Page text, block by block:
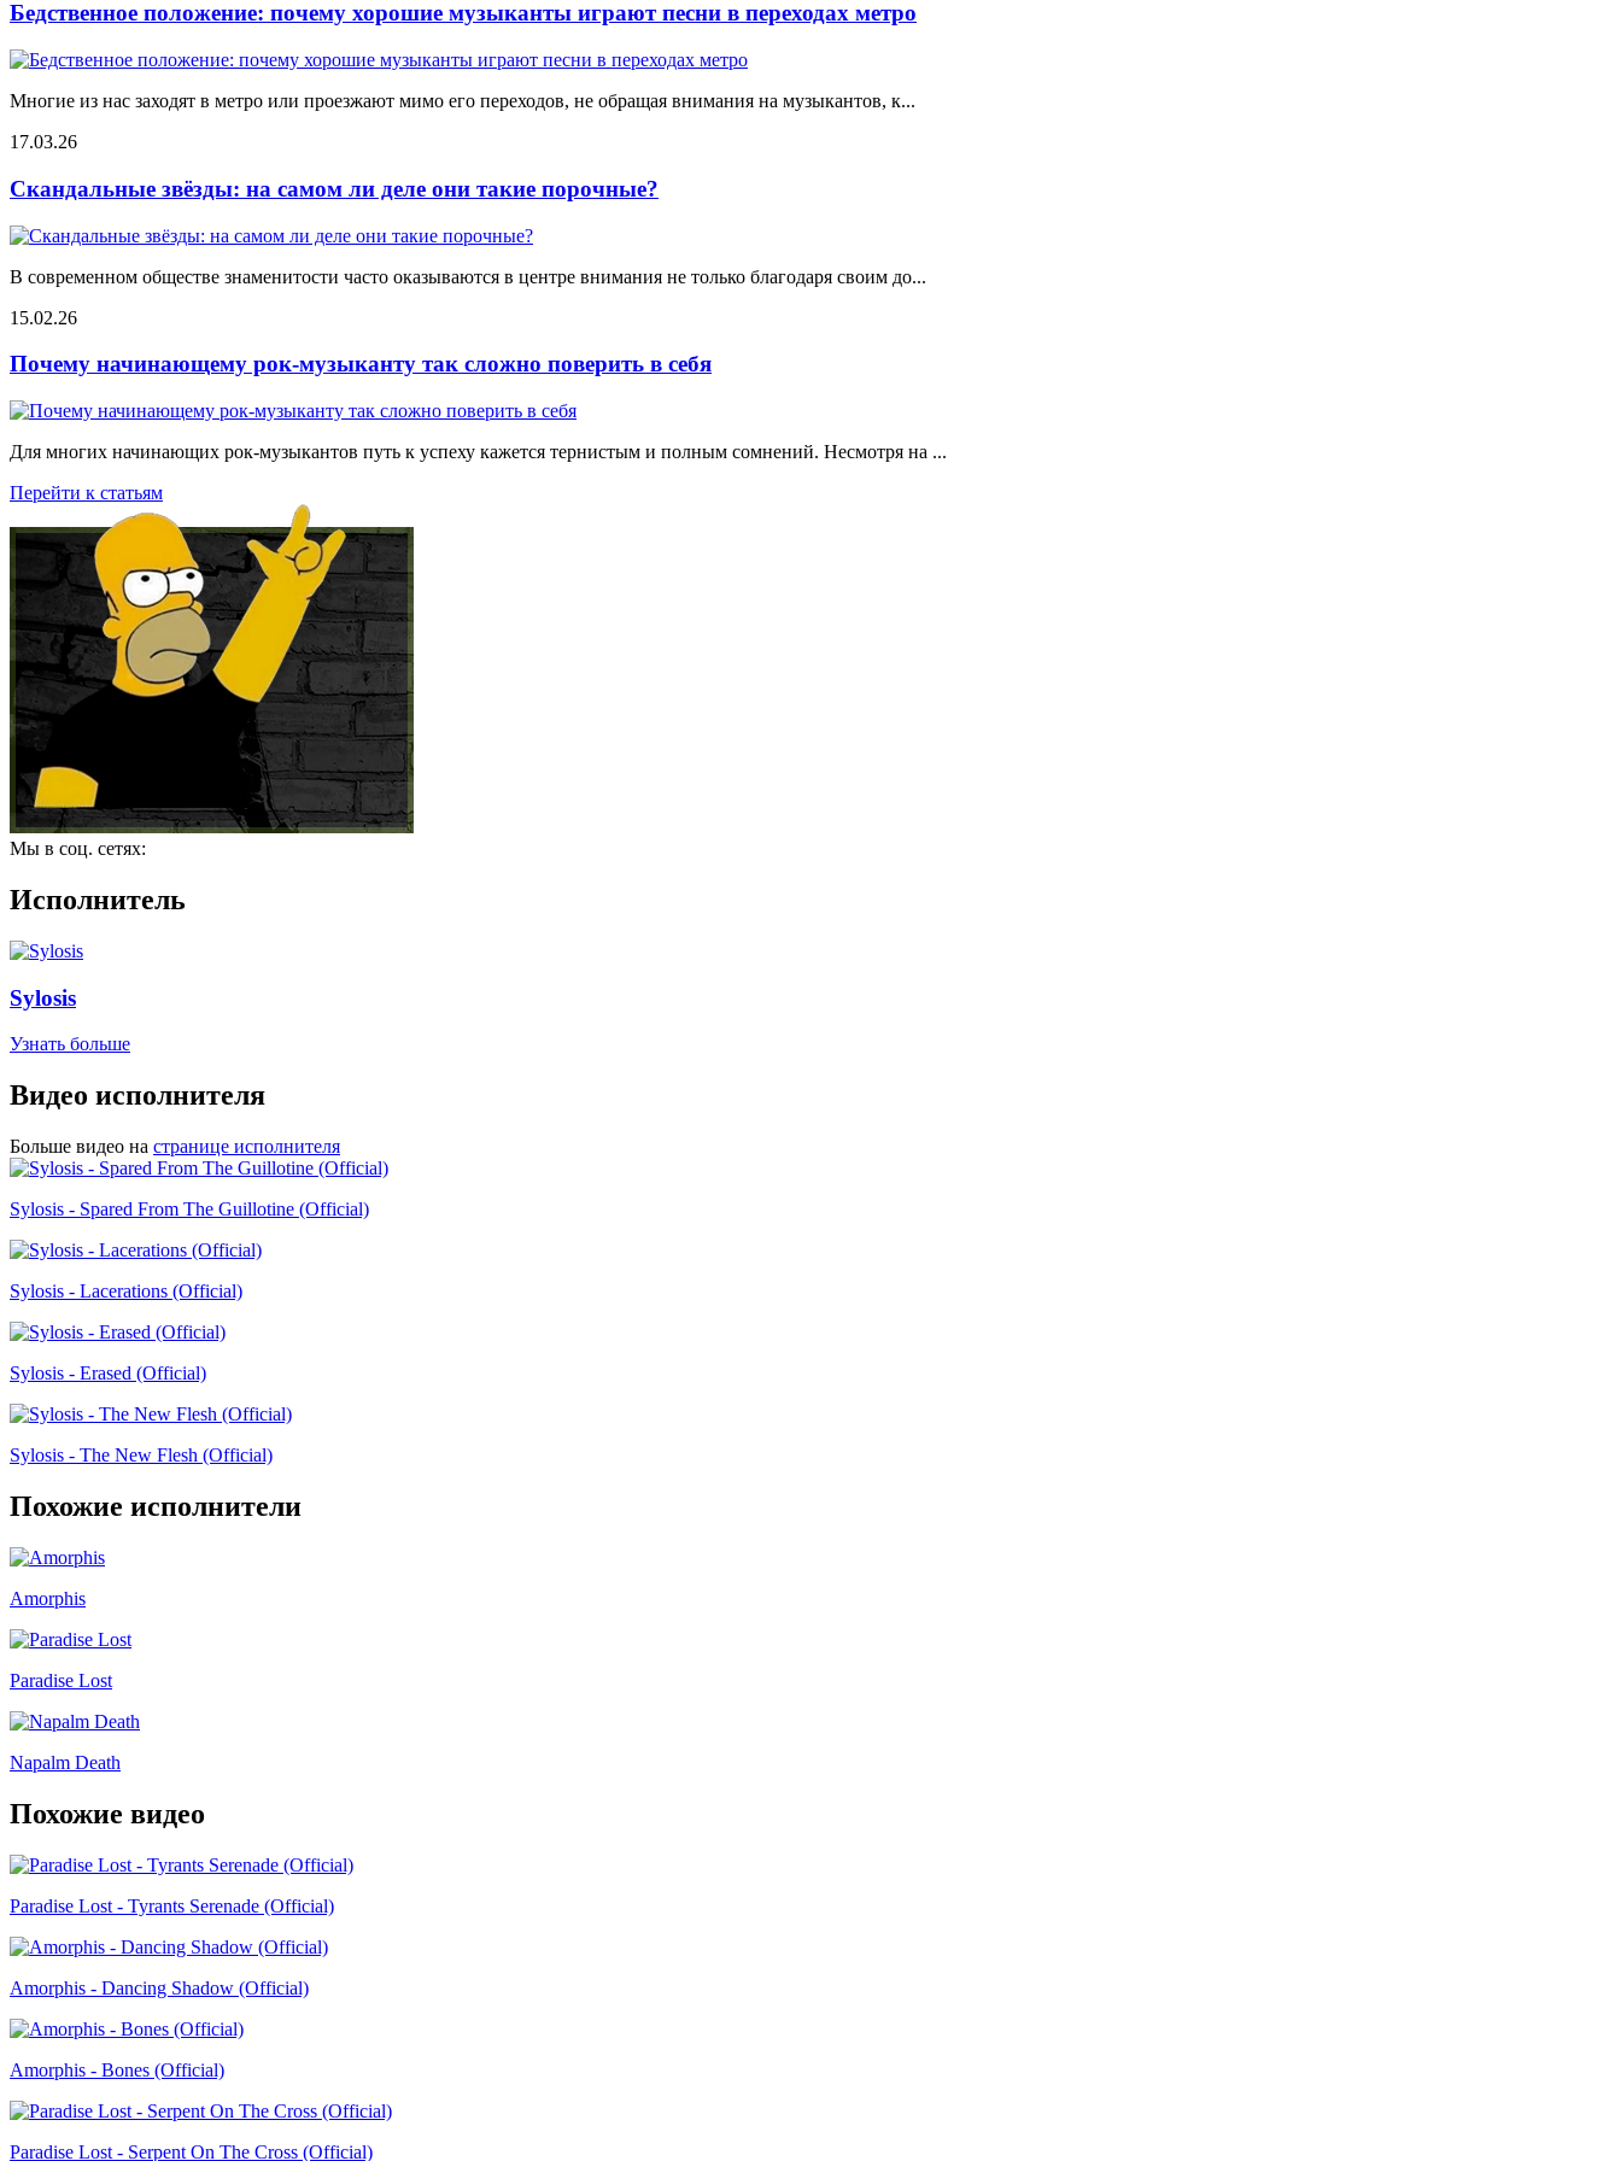
Бедственное положение: почему хорошие музыканты играют песни в переходах метро
Многие из нас заходят в метро или проезжают мимо его переходов, не обращая внимания на музыкантов, к...
17.03.26
Скандальные звёзды: на самом ли деле они такие порочные?
В современном обществе знаменитости часто оказываются в центре внимания не только благодаря своим до...
15.02.26
Почему начинающему рок-музыканту так сложно поверить в себя
Для многих начинающих рок-музыкантов путь к успеху кажется тернистым и полным сомнений. Несмотря на ...
Перейти к статьям
Мы в соц. сетях:
Исполнитель
Sylosis
Узнать больше
Видео исполнителя
Больше видео на странице исполнителя
Sylosis - Spared From The Guillotine (Official)
Sylosis - Lacerations (Official)
Sylosis - Erased (Official)
Sylosis - The New Flesh (Official)
Похожие исполнители
Amorphis
Paradise Lost
Napalm Death
Похожие видео
Paradise Lost - Tyrants Serenade (Official)
Amorphis - Dancing Shadow (Official)
Amorphis - Bones (Official)
Paradise Lost - Serpent On The Cross (Official)